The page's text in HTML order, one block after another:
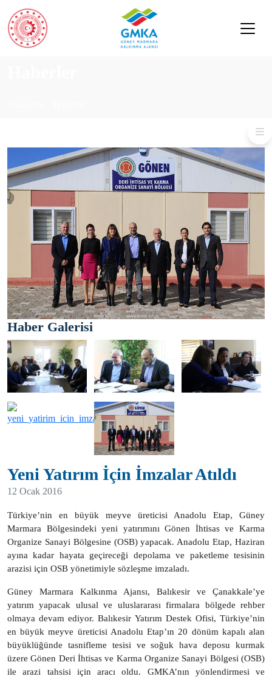
Haber Galerisi
Yeni Yatırım İçin İmzalar Atıldı
12 Ocak 2016
Türkiye’nin en büyük meyve üreticisi Anadolu Etap, Güney
Marmara Bölgesindeki yeni yatırımını Gönen İhtisas ve Karma
Organize Sanayi Bölgesine (OSB) yapacak. Anadolu Etap, Haziran
ayına kadar hayata geçireceği depolama ve paketleme tesisinin
arazisi için OSB yönetimiyle sözleşme imzaladı.
Güney Marmara Kalkınma Ajansı, Balıkesir ve Çanakkale’ye
yatırım yapacak ulusal ve uluslararası firmalara bölgede rehber
olmaya devam ediyor. Balıkesir Yatırım Destek Ofisi, Türkiye’nin
en büyük meyve üreticisi Anadolu Etap’ın 20 dönüm kapalı alan
büyüklüğünde tasnifleme tesisi ve soğuk hava deposu kurmak
üzere Gönen Deri İhtisas ve Karma Organize Sanayi Bölgesi (OSB)
ile arazi tahsisi için aracı oldu. GMKA’nın yönlendirmesi ve